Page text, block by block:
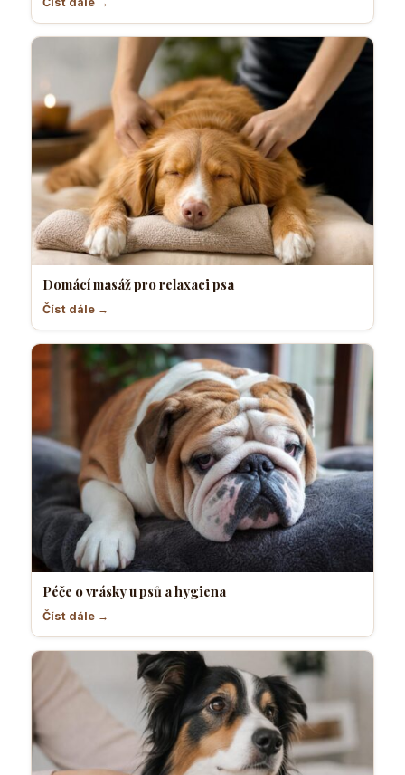
Domácí masáž pro relaxaci psa
Číst dále →
Péče o vrásky u psů a hygiena
Číst dále →